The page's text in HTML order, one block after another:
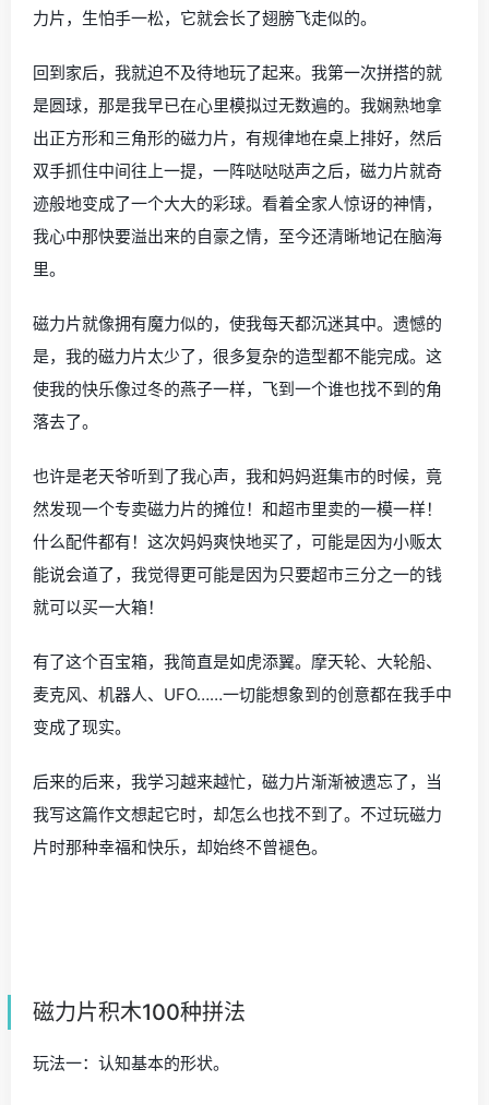
力片，生怕手一松，它就会长了翅膀飞走似的。
回到家后，我就迫不及待地玩了起来。我第一次拼搭的就
是圆球，那是我早已在心里模拟过无数遍的。我娴熟地拿
出正方形和三角形的磁力片，有规律地在桌上排好，然后
双手抓住中间往上一提，一阵哒哒哒声之后，磁力片就奇
迹般地变成了一个大大的彩球。看着全家人惊讶的神情，
我心中那快要溢出来的自豪之情，至今还清晰地记在脑海
里。
磁力片就像拥有魔力似的，使我每天都沉迷其中。遗憾的
是，我的磁力片太少了，很多复杂的造型都不能完成。这
使我的快乐像过冬的燕子一样，飞到一个谁也找不到的角
落去了。
也许是老天爷听到了我心声，我和妈妈逛集市的时候，竟
然发现一个专卖磁力片的摊位！和超市里卖的一模一样！
什么配件都有！这次妈妈爽快地买了，可能是因为小贩太
能说会道了，我觉得更可能是因为只要超市三分之一的钱
就可以买一大箱！
有了这个百宝箱，我简直是如虎添翼。摩天轮、大轮船、
麦克风、机器人、UFO……一切能想象到的创意都在我手中
变成了现实。
后来的后来，我学习越来越忙，磁力片渐渐被遗忘了，当
我写这篇作文想起它时，却怎么也找不到了。不过玩磁力
片时那种幸福和快乐，却始终不曾褪色。
磁力片积木100种拼法
玩法一：认知基本的形状。